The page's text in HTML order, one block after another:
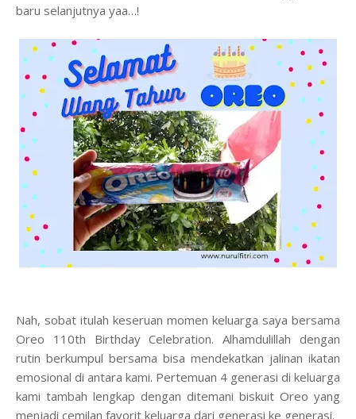
baru selanjutnya yaa…!
Nah, sobat itulah keseruan momen keluarga saya bersama
Oreo 110th Birthday Celebration. Alhamdulillah dengan
rutin berkumpul bersama bisa mendekatkan jalinan ikatan
emosional di antara kami. Pertemuan 4 generasi di keluarga
kami tambah lengkap dengan ditemani biskuit Oreo yang
menjadi cemilan favorit keluarga dari generasi ke generasi.